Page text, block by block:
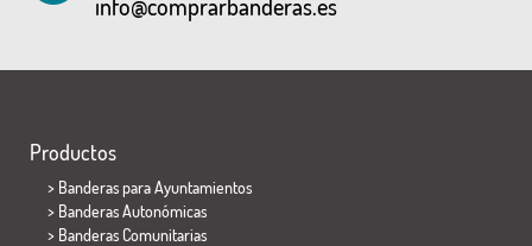
Productos
> Banderas para Ayuntamientos
> Banderas Autonómicas
> Banderas Comunitarias